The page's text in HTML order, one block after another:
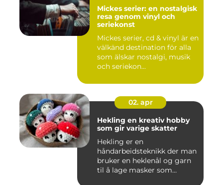
Mickes serier: en nostalgisk
resa genom vinyl och
seriekonst
Mickes serier, cd & vinyl är en
välkänd destination för alla
som älskar nostalgi, musik
och seriekon...
02. apr
Hekling en kreativ hobby
som gir varige skatter
Hekling er en
håndarbeidsteknikk der man
bruker en heklenål og garn
til å lage masker som